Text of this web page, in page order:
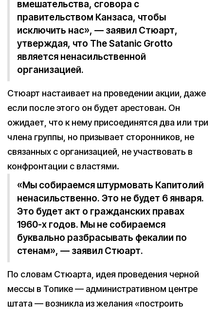
вмешательства, сговора с
правительством Канзаса, чтобы
исключить нас», — заявил Стюарт,
утверждая, что The Satanic Grotto
является ненасильственной
организацией.
Стюарт настаивает на проведении акции, даже
если после этого он будет арестован. Он
ожидает, что к нему присоединятся два или три
члена группы, но призывает сторонников, не
связанных с организацией, не участвовать в
конфронтации с властями.
«Мы собираемся штурмовать Капитолий
ненасильственно. Это не будет 6 января.
Это будет акт о гражданских правах
1960-х годов. Мы не собираемся
буквально разбрасывать фекалии по
стенам», — заявил Стюарт.
По словам Стюарта, идея проведения черной
мессы в Топике — административном центре
штата — возникла из желания «построить